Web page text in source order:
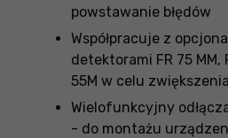
powstawanie błędów
Współpracuje z
detektorami FR 75 MM,
55M w celu
Wielofunkcyjny
- do montażu